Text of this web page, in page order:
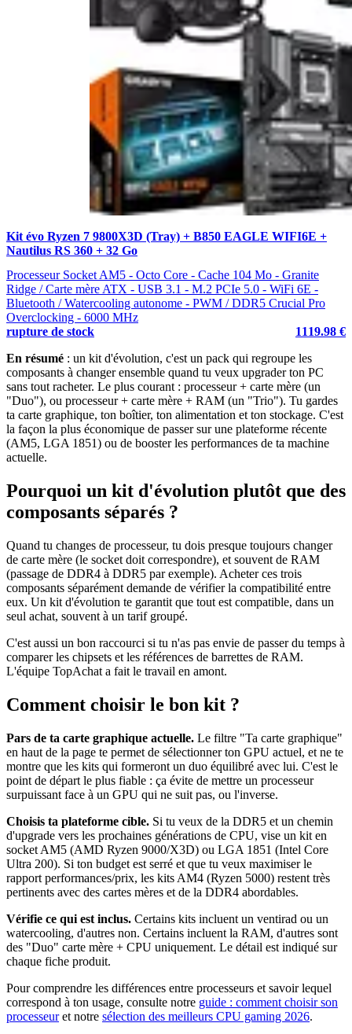
Kit évo Ryzen 7 9800X3D (Tray) + B850 EAGLE WIFI6E +
Nautilus RS 360 + 32 Go
Processeur Socket AM5 - Octo Core - Cache 104 Mo - Granite
Ridge / Carte mère ATX - USB 3.1 - M.2 PCIe 5.0 - WiFi 6E -
Bluetooth / Watercooling autonome - PWM / DDR5 Crucial Pro
Overclocking - 6000 MHz
rupture de stock
1119.98 €
En résumé : un kit d'évolution, c'est un pack qui regroupe les
composants à changer ensemble quand tu veux upgrader ton PC
sans tout racheter. Le plus courant : processeur + carte mère (un
"Duo"), ou processeur + carte mère + RAM (un "Trio"). Tu gardes
ta carte graphique, ton boîtier, ton alimentation et ton stockage. C'est
la façon la plus économique de passer sur une plateforme récente
(AM5, LGA 1851) ou de booster les performances de ta machine
actuelle.
Pourquoi un kit d'évolution plutôt que des
composants séparés ?
Quand tu changes de processeur, tu dois presque toujours changer
de carte mère (le socket doit correspondre), et souvent de RAM
(passage de DDR4 à DDR5 par exemple). Acheter ces trois
composants séparément demande de vérifier la compatibilité entre
eux. Un kit d'évolution te garantit que tout est compatible, dans un
seul achat, souvent à un tarif groupé.
C'est aussi un bon raccourci si tu n'as pas envie de passer du temps à
comparer les chipsets et les références de barrettes de RAM.
L'équipe TopAchat a fait le travail en amont.
Comment choisir le bon kit ?
Pars de ta carte graphique actuelle. Le filtre "Ta carte graphique"
en haut de la page te permet de sélectionner ton GPU actuel, et ne te
montre que les kits qui formeront un duo équilibré avec lui. C'est le
point de départ le plus fiable : ça évite de mettre un processeur
surpuissant face à un GPU qui ne suit pas, ou l'inverse.
Choisis ta plateforme cible. Si tu veux de la DDR5 et un chemin
d'upgrade vers les prochaines générations de CPU, vise un kit en
socket AM5 (AMD Ryzen 9000/X3D) ou LGA 1851 (Intel Core
Ultra 200). Si ton budget est serré et que tu veux maximiser le
rapport performances/prix, les kits AM4 (Ryzen 5000) restent très
pertinents avec des cartes mères et de la DDR4 abordables.
Vérifie ce qui est inclus. Certains kits incluent un ventirad ou un
watercooling, d'autres non. Certains incluent la RAM, d'autres sont
des "Duo" carte mère + CPU uniquement. Le détail est indiqué sur
chaque fiche produit.
Pour comprendre les différences entre processeurs et savoir lequel
correspond à ton usage, consulte notre guide : comment choisir son
processeuret notre sélection des meilleurs CPU gaming 2026.